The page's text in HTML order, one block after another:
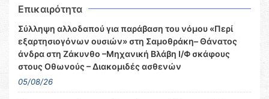
Επικαιρότητα
Σύλληψη αλλοδαπού για παράβαση του νόμου «Περί
εξαρτησιογόνων ουσιών» στη Σαμοθράκη– Θάνατος
άνδρα στη Ζάκυνθο –Μηχανική Βλάβη Ι/Φ σκάφους
στους Οθωνούς – Διακομιδές ασθενών
05/08/26